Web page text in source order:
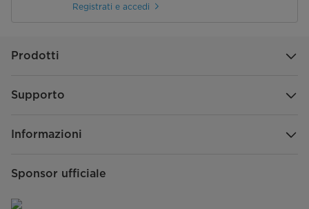
Registrati e accedi
Prodotti
Supporto
Informazioni
Sponsor ufficiale